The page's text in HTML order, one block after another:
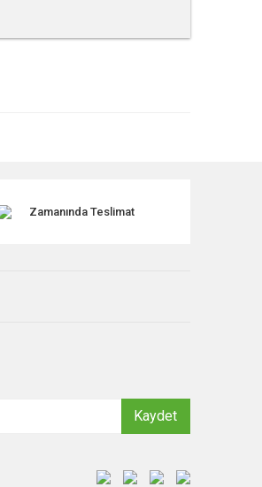
Zamanında Teslimat
Kaydet